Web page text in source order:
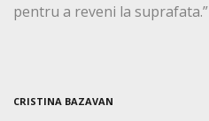
pentru a reveni la suprafata.”
CRISTINA BAZAVAN